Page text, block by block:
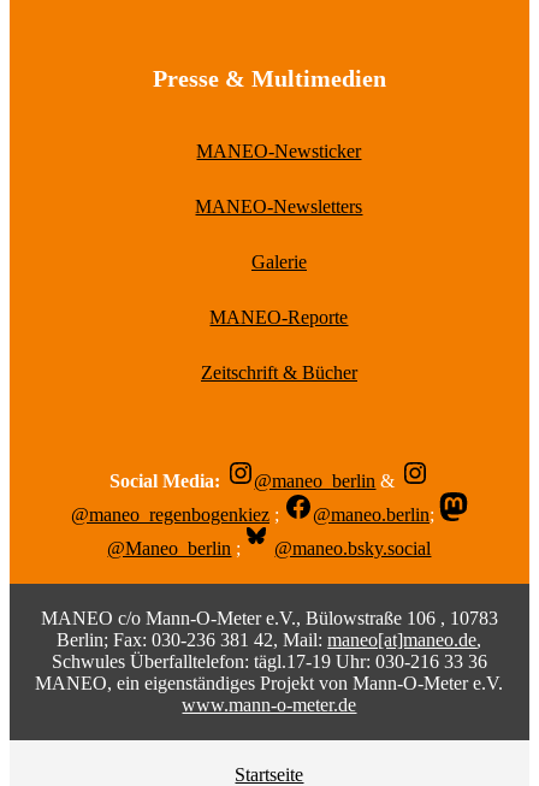
Presse & Multimedien
MANEO-Newsticker
MANEO-Newsletters
Galerie
MANEO-Reporte
Zeitschrift & Bücher
Social Media: @maneo_berlin &
@maneo_regenbogenkiez ; @maneo.berlin;
@Maneo_berlin ; @maneo.bsky.social
MANEO c/o Mann-O-Meter e.V., Bülowstraße 106 , 10783
Berlin; Fax: 030-236 381 42, Mail:maneo[at]maneo.de,
Schwules Überfalltelefon: tägl.17-19 Uhr: 030-216 33 36
MANEO, ein eigenständiges Projekt von Mann-O-Meter e.V.
www.mann-o-meter.de
Startseite